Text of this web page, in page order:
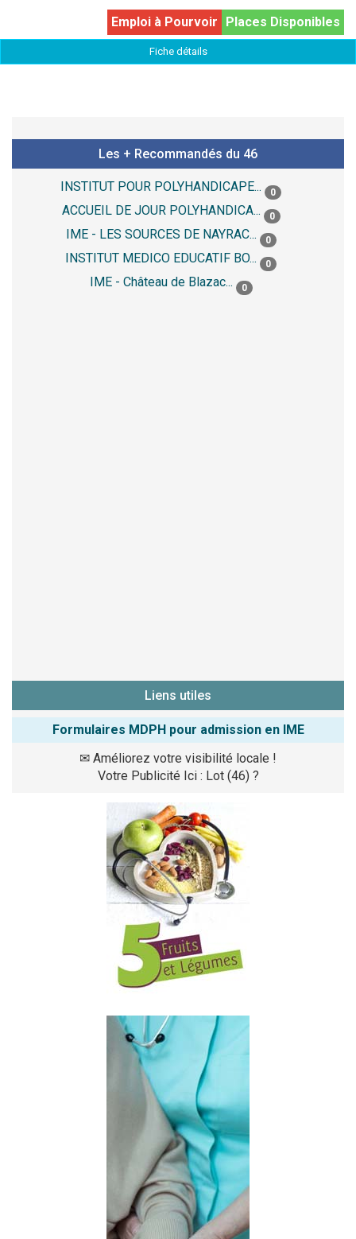
Places Disponibles
Emploi à Pourvoir
Fiche détails
Les + Recommandés du 46
INSTITUT POUR POLYHANDICAPE... 0
ACCUEIL DE JOUR POLYHANDICA... 0
IME - LES SOURCES DE NAYRAC... 0
INSTITUT MEDICO EDUCATIF BO... 0
IME - Château de Blazac... 0
Liens utiles
Formulaires MDPH pour admission en IME
✉ Améliorez votre visibilité locale !
Votre Publicité Ici : Lot (46) ?